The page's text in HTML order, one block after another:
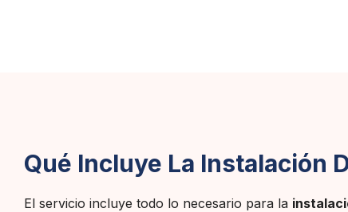
Qué Incluye La Instalación
El servicio incluye todo lo necesario para la